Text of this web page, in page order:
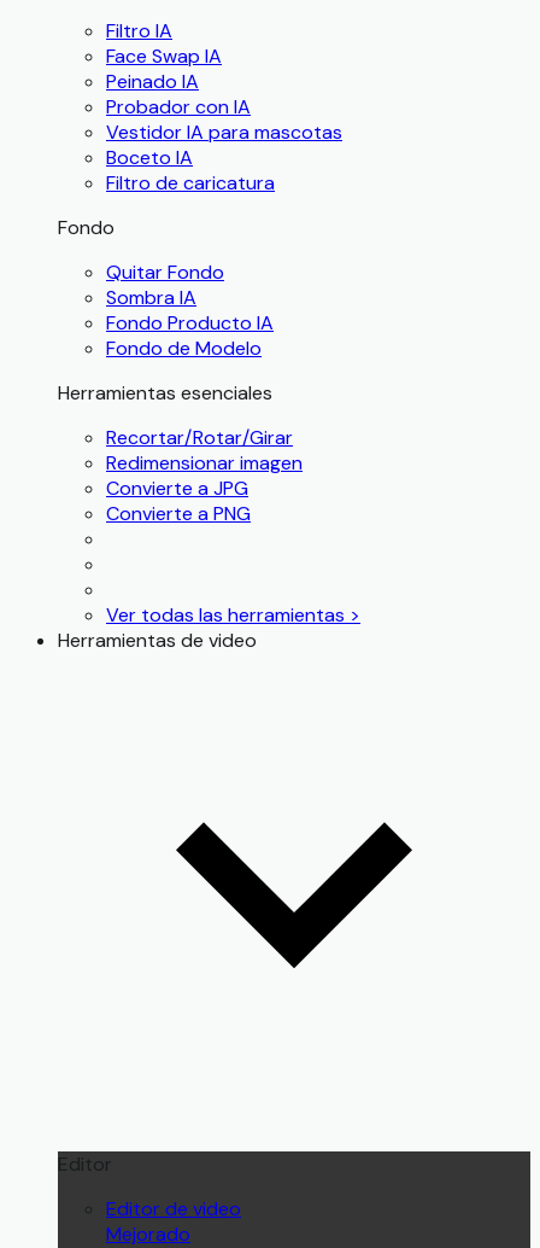
Filtro IA
Face Swap IA
Peinado IA
Probador con IA
Vestidor IA para mascotas
Boceto IA
Filtro de caricatura
Fondo
Quitar Fondo
Sombra IA
Fondo Producto IA
Fondo de Modelo
Herramientas esenciales
Recortar/Rotar/Girar
Redimensionar imagen
Convierte a JPG
Convierte a PNG
Ver todas las herramientas >
Herramientas de video
Editor
Editor de video
Mejorado